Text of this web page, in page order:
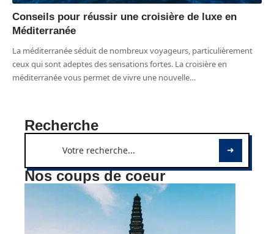
Conseils pour réussir une croisière de luxe en
Méditerranée
La méditerranée séduit de nombreux voyageurs, particulièrement
ceux qui sont adeptes des sensations fortes. La croisière en
méditerranée vous permet de vivre une nouvelle…
Recherche
Nos coups de coeur